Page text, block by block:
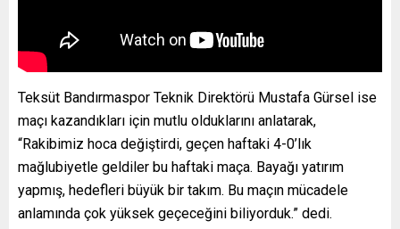
Teksüt Bandırmaspor Teknik Direktörü Mustafa Gürsel ise
maçı kazandıkları için mutlu olduklarını anlatarak,
“Rakibimiz hoca değiştirdi, geçen haftaki 4-0’lık
mağlubiyetle geldiler bu haftaki maça. Bayağı yatırım
yapmış, hedefleri büyük bir takım. Bu maçın mücadele
anlamında çok yüksek geçeceğini biliyorduk.” dedi.